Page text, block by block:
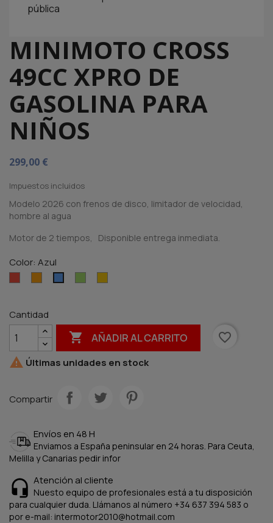
pública
MINIMOTO CROSS
49CC XPRO DE
GASOLINA PARA
NIÑOS
299,00 €
Impuestos incluidos
Modelo 2026 con frenos de disco, limitador de velocidad,
hombre al agua
Motor de 2 tiempos, Disponible entrega inmediata.
Color: Azul
Cantidad
 AÑADIR AL CARRITO
favorite_border
 Últimas unidades en stock
Compartir
Envíos en 48 H
Enviamos a España peninsular en 24 horas. Para Ceuta,
Melilla y Canarias pedir infor
Atención al cliente
Nuesto equipo de profesionales está a tu disposición
para cualquier duda. Llámanos al número +34 637 394 583 o
por e-mail: intermotor2010@hotmail.com